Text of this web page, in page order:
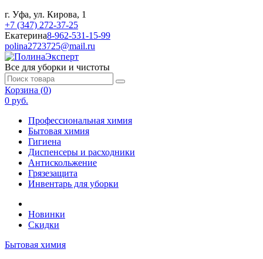
г. Уфа, ул. Кирова, 1
+7 (347) 272-37-25
Екатерина8-962-531-15-99
polina2723725@mail.ru
Все для уборки и чистоты
Корзина (0)
0 руб.
Профессиональная химия
Бытовая химия
Гигиена
Диспенсеры и расходники
Антискольжение
Грязезащита
Инвентарь для уборки
Новинки
Скидки
Бытовая химия